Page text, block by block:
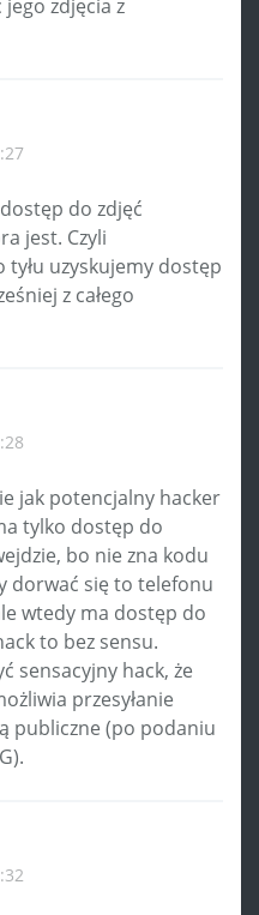
zdjęcia z
do zdjęć
jest. Czyli
uzyskujemy dostęp
z całego
jak potencjalny hacker
tylko dostęp do
bo nie zna kodu
dorwać się to telefonu
wtedy ma dostęp do
to bez sensu.
sensacyjny hack, że
przesyłanie
publiczne (po podaniu